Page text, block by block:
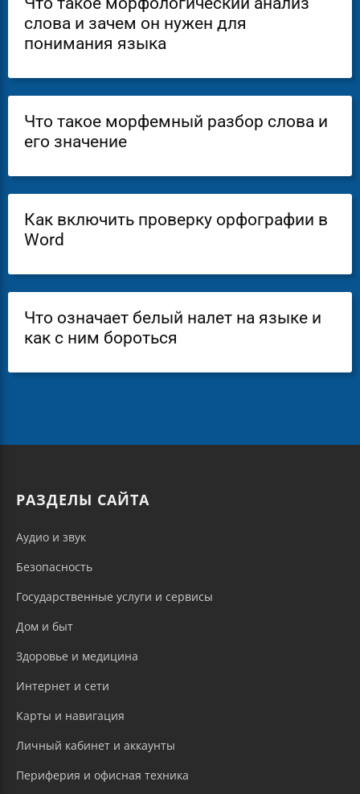
слова и зачем он нужен для
понимания языка
Что такое морфемный разбор слова и
его значение
Как включить проверку орфографии в
Word
Что означает белый налет на языке и
как с ним бороться
РАЗДЕЛЫ САЙТА
Аудио и звук
Безопасность
Государственные услуги и сервисы
Дом и быт
Здоровье и медицина
Интернет и сети
Карты и навигация
Личный кабинет и аккаунты
Периферия и офисная техника